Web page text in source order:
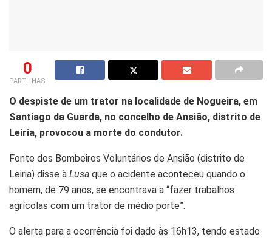
0
PARTILHAS
O despiste de um trator na localidade de Nogueira, em
Santiago da Guarda, no concelho de Ansião, distrito de
Leiria, provocou a morte do condutor.
Fonte dos Bombeiros Voluntários de Ansião (distrito de
Leiria) disse à Lusa que o acidente aconteceu quando o
homem, de 79 anos, se encontrava a “fazer trabalhos
agrícolas com um trator de médio porte”.
O alerta para a ocorrência foi dado às 16h13, tendo estado